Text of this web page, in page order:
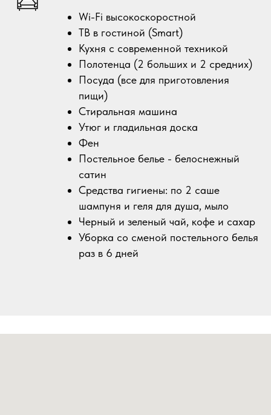
Wi-Fi высокоскоростной
ТВ в гостиной (Smart)
Кухня с современной техникой
Полотенца (2 больших и 2 средних)
Посуда (все для приготовления
пищи)
Стиральная машина
Утюг и гладильная доска
Фен
Постельное белье - белоснежный
сатин
Средства гигиены: по 2 саше
шампуня и геля для душа, мыло
Черный и зеленый чай, кофе и сахар
Уборка со сменой постельного белья
раз в 6 дней